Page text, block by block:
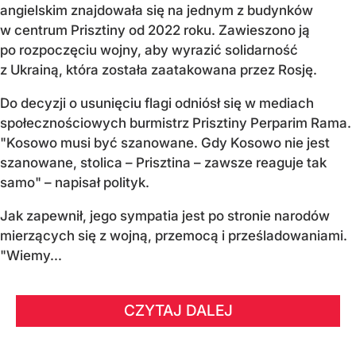
angielskim znajdowała się na jednym z budynków
w centrum Prisztiny od 2022 roku. Zawieszono ją
po rozpoczęciu wojny, aby wyrazić solidarność
z Ukrainą, która została zaatakowana przez Rosję.
Do decyzji o usunięciu flagi odniósł się w mediach
społecznościowych burmistrz Prisztiny Perparim Rama.
"Kosowo musi być szanowane. Gdy Kosowo nie jest
szanowane, stolica – Prisztina – zawsze reaguje tak
samo" – napisał polityk.
Jak zapewnił, jego sympatia jest po stronie narodów
mierzących się z wojną, przemocą i prześladowaniami.
"Wiemy...
CZYTAJ DALEJ